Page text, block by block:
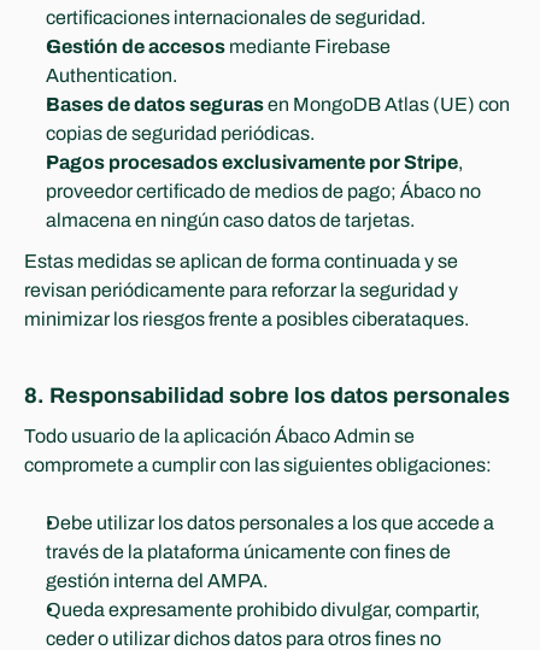
certificaciones internacionales de seguridad.
Gestión de accesos mediante Firebase
Authentication.
Bases de datos seguras en MongoDB Atlas (UE) con
copias de seguridad periódicas.
Pagos procesados exclusivamente por Stripe,
proveedor certificado de medios de pago; Ábaco no
almacena en ningún caso datos de tarjetas.
Estas medidas se aplican de forma continuada y se
revisan periódicamente para reforzar la seguridad y
minimizar los riesgos frente a posibles ciberataques.
8. Responsabilidad sobre los datos personales
Todo usuario de la aplicación Ábaco Admin se
compromete a cumplir con las siguientes obligaciones:
Debe utilizar los datos personales a los que accede a
través de la plataforma únicamente con fines de
gestión interna del AMPA.
Queda expresamente prohibido divulgar, compartir,
ceder o utilizar dichos datos para otros fines no